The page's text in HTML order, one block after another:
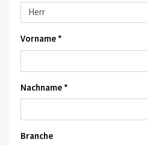
Vorname *
Nachname *
Branche